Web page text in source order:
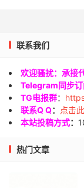
联系我们
欢迎骚扰：承接
Telegram同步
TG电报群：
联系Q Q：
点击
本站投稿方式：
热门文章